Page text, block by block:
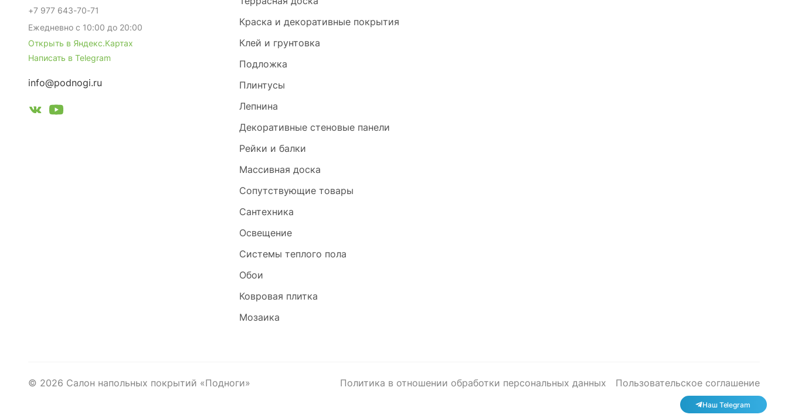
Наш Telegram
Краска и декоративные покрытия
Клей и грунтовка
Подложка
Плинтусы
Лепнина
Декоративные стеновые панели
Рейки и балки
Массивная доска
Сопутствующие товары
Сантехника
Освещение
Системы теплого пола
Обои
Ковровая плитка
Мозаика
+7 977 643-70-71
Ежедневно с 10:00 до 20:00
Открыть в Яндекс.Картах
Написать в Telegram
info@podnogi.ru
© 2026 Салон напольных покрытий «Подноги» Политика в отношении обработки персональных данных Пользовательское соглашение